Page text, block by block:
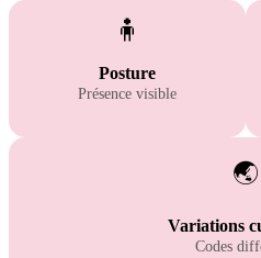
🧍
Posture
Présence visible
🌏
Variations
Codes